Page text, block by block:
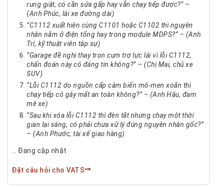
rung giật, có cần sửa gấp hay vẫn chạy tiếp được?” –
(Anh Phúc, lái xe đường dài)
“C1112 xuất hiện cùng C1101 hoặc C1102 thì nguyên
nhân nằm ở điện tổng hay trong module MDPS?” – (Anh
Trí, kỹ thuật viên tập sự)
“Garage đề nghị thay trọn cụm trợ lực lái vì lỗi C1112,
chẩn đoán này có đáng tin không?” – (Chị Mai, chủ xe
SUV)
“Lỗi C1112 do nguồn cấp cảm biến mô-men xoắn thì
chạy tiếp có gây mất an toàn không?” – (Anh Hậu, đam
mê xe)
“Sau khi xóa lỗi C1112 thì đèn tắt nhưng chạy một thời
gian lại sáng, có phải chưa xử lý đúng nguyên nhân gốc?”
– (Anh Phước, tài xế giao hàng)
… Đang cập nhật
Đặt câu hỏi cho VATS